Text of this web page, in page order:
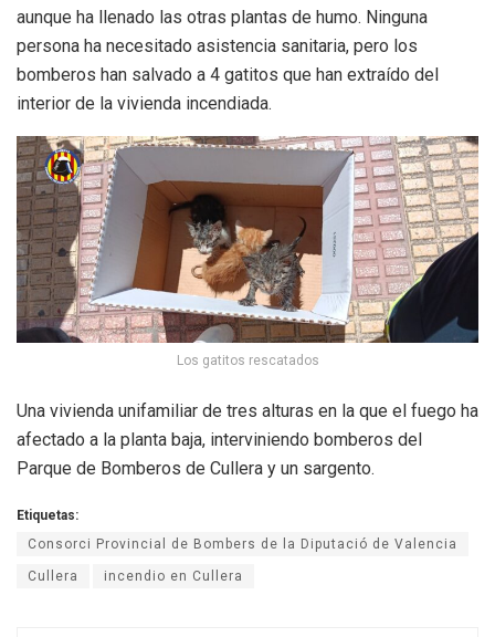
aunque ha llenado las otras plantas de humo. Ninguna
persona ha necesitado asistencia sanitaria, pero los
bomberos han salvado a 4 gatitos que han extraído del
interior de la vivienda incendiada.
Los gatitos rescatados
Una vivienda unifamiliar de tres alturas en la que el fuego ha
afectado a la planta baja, interviniendo bomberos del
Parque de Bomberos de Cullera y un sargento.
Etiquetas:
Consorci Provincial de Bombers de la Diputació de Valencia
Cullera incendio en Cullera